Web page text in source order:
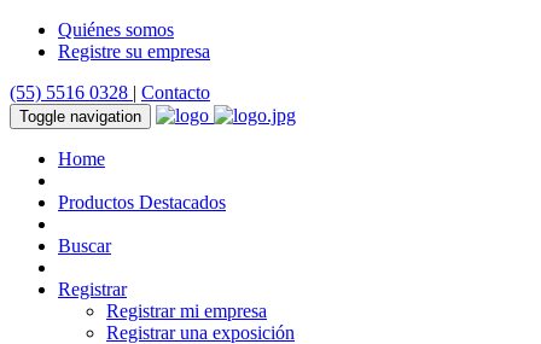
Quiénes somos
Registre su empresa
(55) 5516 0328 | Contacto
Toggle navigation
Home
Productos Destacados
Buscar
Registrar
Registrar mi empresa
Registrar una exposición